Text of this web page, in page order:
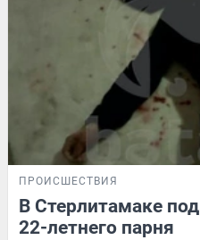
ПРОИСШЕСТВИЯ
В Стерлитамаке
22-летнего парня